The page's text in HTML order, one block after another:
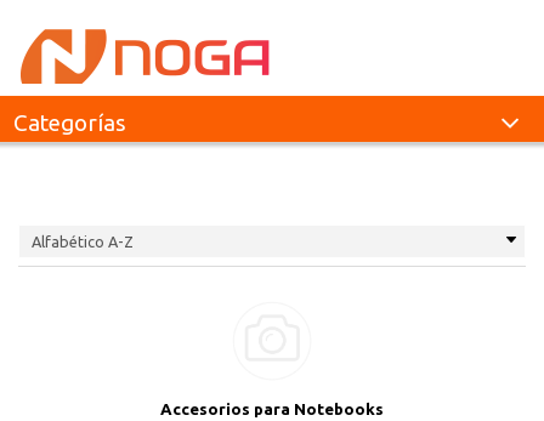
Categorías
Accesorios para Notebooks